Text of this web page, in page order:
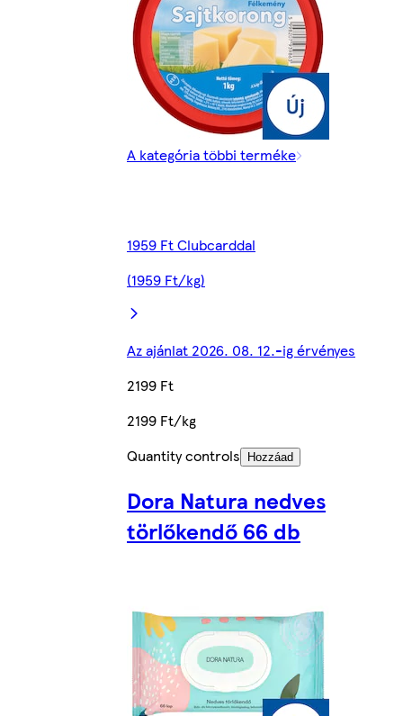
A kategória többi terméke
1959 Ft Clubcarddal
(1959 Ft/kg)
Az ajánlat 2026. 08. 12.-ig érvényes
2199 Ft
2199 Ft/kg
Quantity controls
Hozzáad
Dora Natura nedves
törlőkendő 66 db